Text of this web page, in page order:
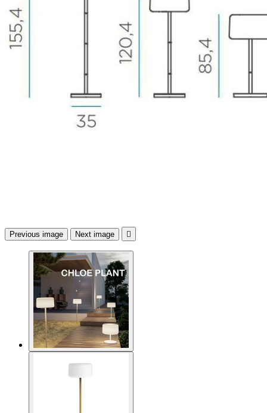
Previous image Next image 